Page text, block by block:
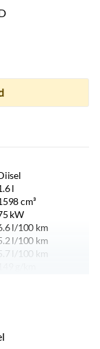
l
cm³
kW
l/100 km
l/100 km
l/100 km